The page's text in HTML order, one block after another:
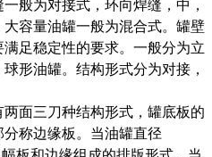
般为对接式，环向焊缝，中，
容量油罐一般为混合式。罐壁
足稳定性的要求。一般分为立
形油罐。结构形式分为对接，
面三刀种结构形式，罐底板的
称边缘板。当油罐直径